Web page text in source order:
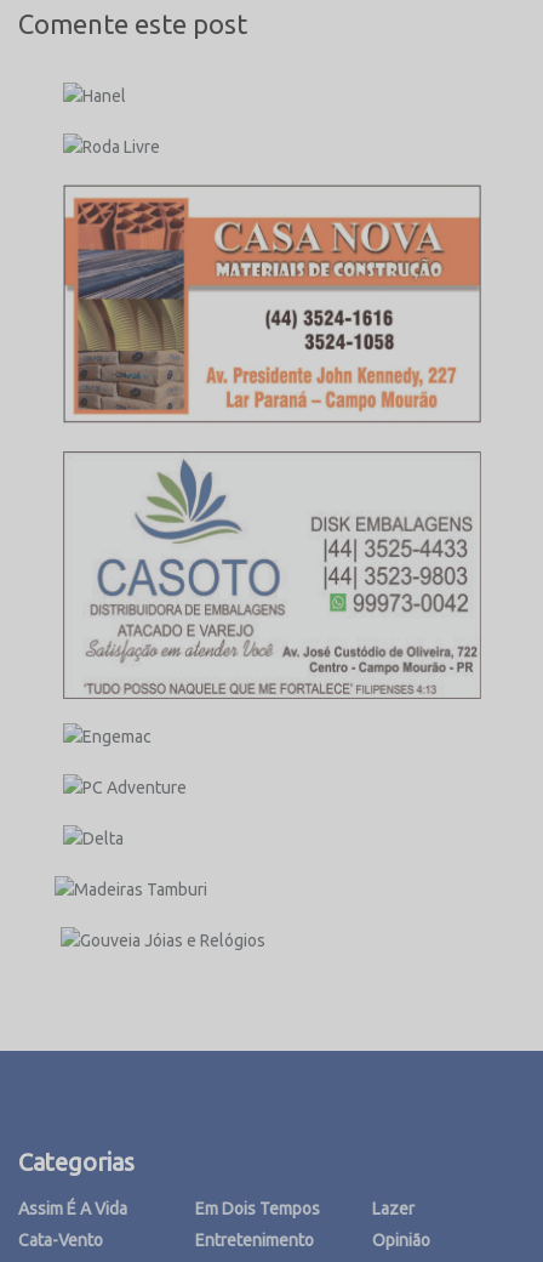
Comente este post
Categorias
Assim É A Vida
Cata-Vento
Em Dois Tempos
Entretenimento
Lazer
Opinião